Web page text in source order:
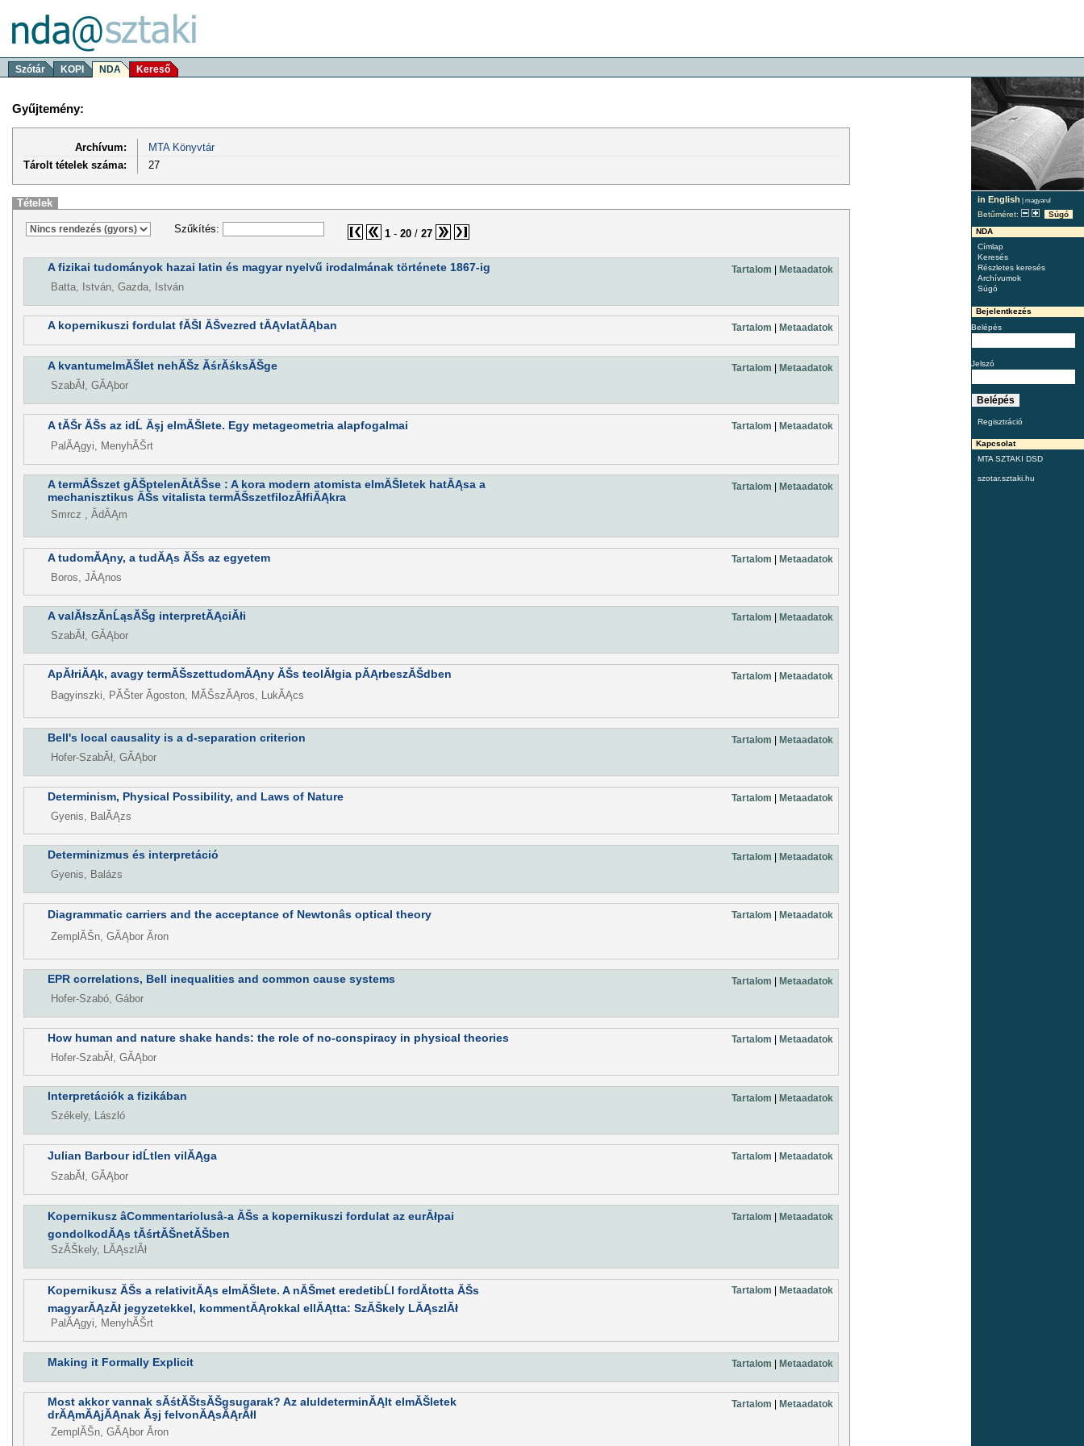
Szótár KOPI NDA Kereső
in English | magyarul
Betűméret:
Súgó
NDA
Címlap
Keresés
Részletes keresés
Archívumok
Súgó
Bejelentkezés
Belépés
Jelszó
Regisztráció
Kapcsolat
MTA SZTAKI DSD
szotar.sztaki.hu
Gyűjtemény:
Archívum:
MTA Könyvtár
Tárolt tételek száma:
27
Tételek
Szűkítés: 1- 20/ 27
A fizikai tudományok hazai latin és magyar nyelvű irodalmának története 1867-ig Tartalom | Metaadatok
Batta, István, Gazda, István
A kopernikuszi fordulat fĂŠl ĂŠvezred tĂĄvlatĂĄban Tartalom Metaadatok
A kvantumelmĂŠlet nehĂŠz ĂśrĂśksĂŠge Tartalom | Metaadatok
SzabĂł, GĂĄbor
A tĂŠr ĂŠs az idĹ Ăşj elmĂŠlete. Egy metageometria alapfogalmai Tartalom Metaadatok
PalĂĄgyi, MenyhĂŠrt
A termĂŠszet gĂŠptelenĂ­tĂŠse : A kora modern atomista elmĂŠletek hatĂĄsa a
mechanisztikus ĂŠs vitalista termĂŠszetfilozĂłfiĂĄkra
Tartalom Metaadatok
Smrcz , ĂdĂĄm
A tudomĂĄny, a tudĂĄs ĂŠs az egyetem Tartalom Metaadatok
Boros, JĂĄnos
A valĂłszĂ­nĹąsĂŠg interpretĂĄciĂłi Tartalom Metaadatok
SzabĂł, GĂĄbor
ApĂłriĂĄk, avagy termĂŠszettudomĂĄny ĂŠs teolĂłgia pĂĄrbeszĂŠdben Tartalom | Metaadatok
Bagyinszki, PĂŠter Ăgoston, MĂŠszĂĄros, LukĂĄcs
Bell's local causality is a d-separation criterion Tartalom Metaadatok
Hofer-SzabĂł, GĂĄbor
Determinism, Physical Possibility, and Laws of Nature Tartalom Metaadatok
Gyenis, BalĂĄzs
Determinizmus és interpretáció Tartalom | Metaadatok
Gyenis, Balázs
Diagrammatic carriers and the acceptance of Newtonâs optical theory Tartalom Metaadatok
ZemplĂŠn, GĂĄbor Ăron
EPR correlations, Bell inequalities and common cause systems Tartalom Metaadatok
Hofer-Szabó, Gábor
How human and nature shake hands: the role of no-conspiracy in physical theories Tartalom Metaadatok
Hofer-SzabĂł, GĂĄbor
Interpretációk a fizikában Tartalom | Metaadatok
Székely, László
Julian Barbour idĹtlen vilĂĄga Tartalom Metaadatok
SzabĂł, GĂĄbor
Kopernikusz âCommentariolusâ-a ĂŠs a kopernikuszi fordulat az eurĂłpai
gondolkodĂĄs tĂśrtĂŠnetĂŠben
Tartalom Metaadatok
SzĂŠkely, LĂĄszlĂł
Kopernikusz ĂŠs a relativitĂĄs elmĂŠlete. A nĂŠmet eredetibĹl fordĂ­totta ĂŠs
magyarĂĄzĂł jegyzetekkel, kommentĂĄrokkal ellĂĄtta: SzĂŠkely LĂĄszlĂł
Tartalom Metaadatok
PalĂĄgyi, MenyhĂŠrt
Making it Formally Explicit Tartalom Metaadatok
Most akkor vannak sĂśtĂŠtsĂŠgsugarak? Az aluldeterminĂĄlt elmĂŠletek
drĂĄmĂĄjĂĄnak Ăşj felvonĂĄsĂĄrĂłl
Tartalom Metaadatok
ZemplĂŠn, GĂĄbor Ăron